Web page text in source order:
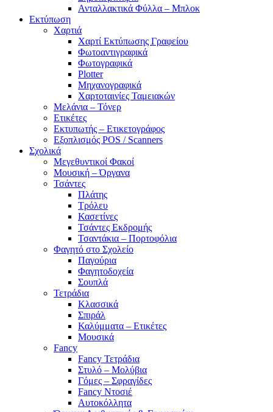
Ανταλλακτικά Φύλλα – Μπλοκ
Εκτύπωση
Χαρτιά
Χαρτί Εκτύπωσης Γραφείου
Φωτοαντιγραφικά
Φωτογραφικά
Plotter
Μηχανογραφικά
Χαρτοταινίες Ταμειακών
Μελάνια – Τόνερ
Ετικέτες
Εκτυπωτής – Ετικετογράφος
Εξοπλισμός POS / Scanners
Σχολικά
Μεγεθυντικοί Φακοί
Μουσική – Όργανα
Τσάντες
Πλάτης
Τρόλευ
Κασετίνες
Τσάντες Εκδρομής
Τσαντάκια – Πορτοφόλια
Φαγητό στο Σχολείο
Παγούρια
Φαγητοδοχεία
Σουπλά
Τετράδια
Κλασσικά
Σπιράλ
Καλύμματα – Ετικέτες
Μουσικά
Fancy
Fancy Τετράδια
Στυλό – Μολύβια
Γόμες – Σφραγίδες
Fancy Ντοσιέ
Αυτοκόλλητα